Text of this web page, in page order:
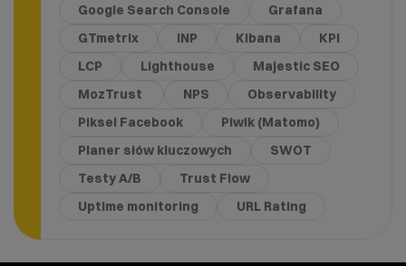
Google Search Console
Grafana
GTmetrix
INP Kibana
KPI
LCP
Lighthouse
Majestic SEO
MozTrust
NPS
Observability
Piksel Facebook
Piwik (Matomo)
Planer słów kluczowych
SWOT
Testy A/B
Trust Flow
Uptime monitoring
URL Rating